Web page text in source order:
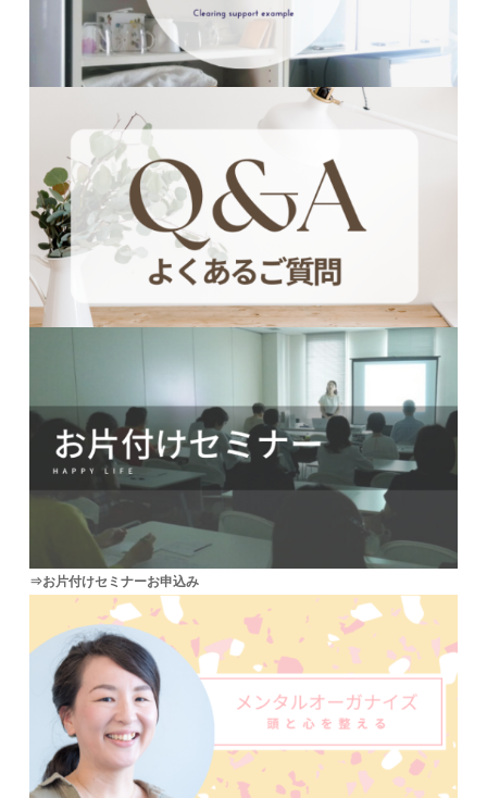
⇒お片付けセミナーお申込み